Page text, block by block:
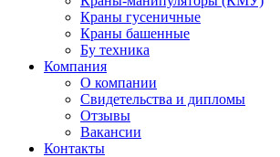
Краны гусеничные
Краны башенные
Бу техника
Компания
О компании
Свидетельства и дипломы
Отзывы
Вакансии
Контакты